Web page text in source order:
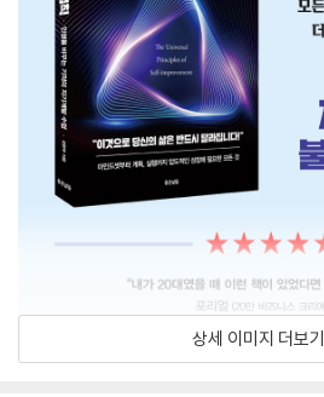
상세 이미지 더보기